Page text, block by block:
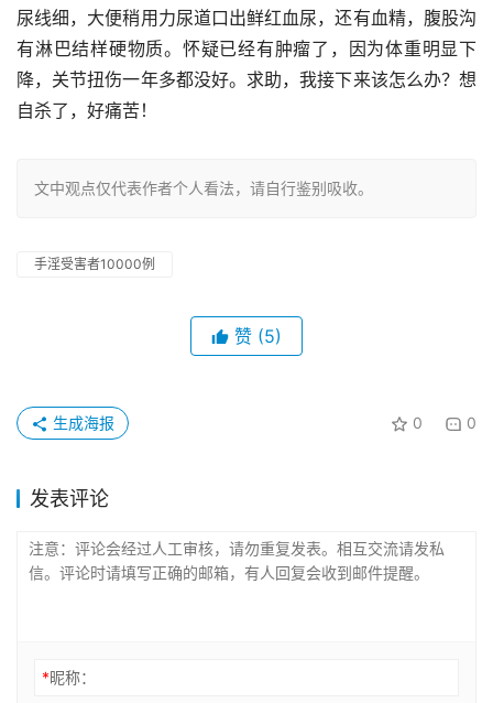
尿线细，大便稍用力尿道口出鲜红血尿，还有血精，腹股沟
有淋巴结样硬物质。怀疑已经有肿瘤了，因为体重明显下
降，关节扭伤一年多都没好。求助，我接下来该怎么办？想
自杀了，好痛苦！
文中观点仅代表作者个人看法，请自行鉴别吸收。
手淫受害者10000例
赞 (5)
0 0
生成海报
发表评论
*昵称：